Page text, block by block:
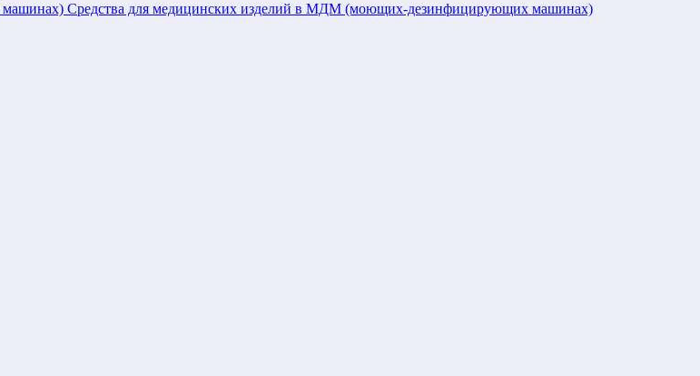
Средства для медицинских изделий в МДМ (моющих-дезинфицирующих машинах)